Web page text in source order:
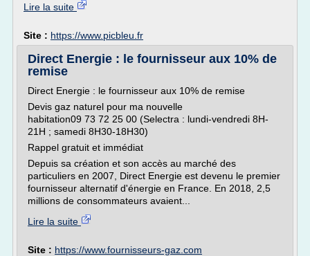
Lire la suite
Site : https://www.picbleu.fr
Direct Energie : le fournisseur aux 10% de
remise
Direct Energie : le fournisseur aux 10% de remise
Devis gaz naturel pour ma nouvelle
habitation09 73 72 25 00 (Selectra : lundi-vendredi 8H-
21H ; samedi 8H30-18H30)
Rappel gratuit et immédiat
Depuis sa création et son accès au marché des
particuliers en 2007, Direct Energie est devenu le premier
fournisseur alternatif d'énergie en France. En 2018, 2,5
millions de consommateurs avaient...
Lire la suite
Site : https://www.fournisseurs-gaz.com